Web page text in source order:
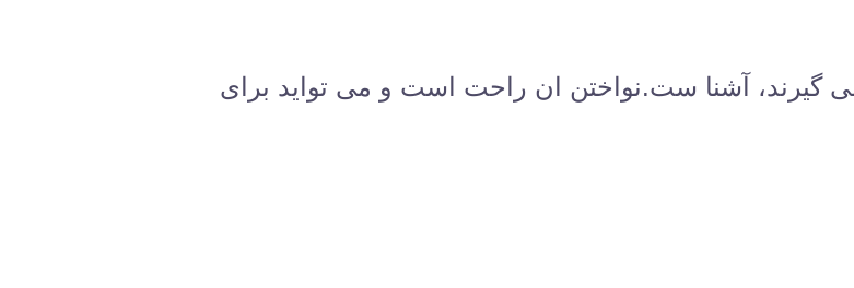
گیرند، آشنا ست.نواختن ان راحت است و می تواید برای